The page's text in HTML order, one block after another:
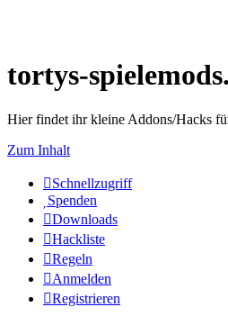
tortys-
Hier findet ihr kleine Addons/Hacks
Zum Inhalt
Schnellzugriff
Spenden
Downloads
Hackliste
Regeln
Anmelden
Registrieren